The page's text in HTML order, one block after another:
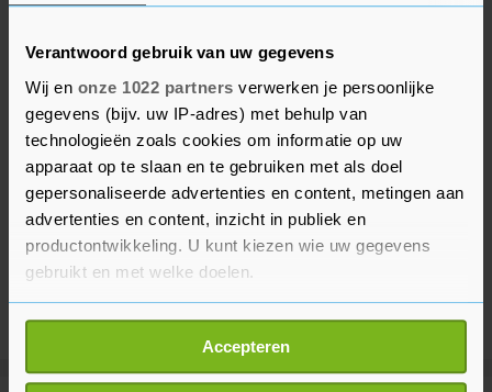
Verantwoord gebruik van uw gegevens
Wij en onze 1022 partners verwerken je persoonlijke
gegevens (bijv. uw IP-adres) met behulp van
technologieën zoals cookies om informatie op uw
apparaat op te slaan en te gebruiken met als doel
gepersonaliseerde advertenties en content, metingen aan
advertenties en content, inzicht in publiek en
productontwikkeling. U kunt kiezen wie uw gegevens
gebruikt en met welke doelen.
Als u het toestaat, willen we ook graag:
Informatie verzamelen over uw geografische
locatie, die tot een paar meter nauwkeurig kan zijn
Accepteren